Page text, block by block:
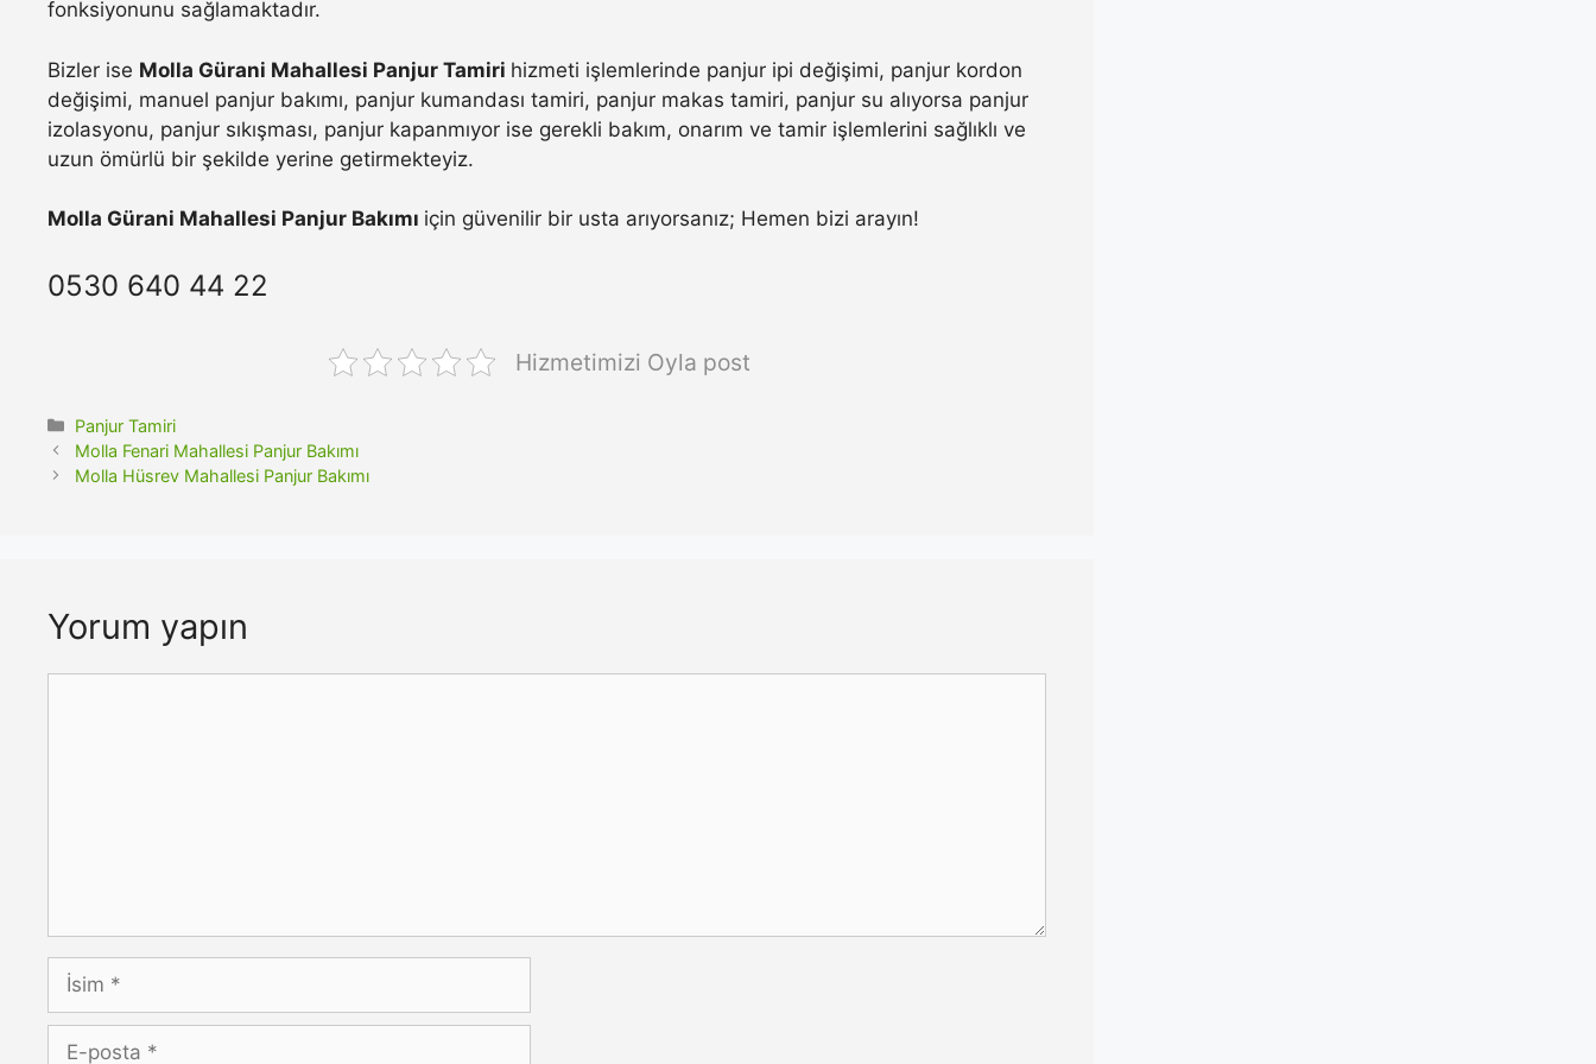
fonksiyonunu sağlamaktadır.
Bizler ise Molla Gürani Mahallesi Panjur Tamiri hizmeti işlemlerinde panjur ipi değişimi, panjur kordon
değişimi, manuel panjur bakımı, panjur kumandası tamiri, panjur makas tamiri, panjur su alıyorsa panjur
izolasyonu, panjur sıkışması, panjur kapanmıyor ise gerekli bakım, onarım ve tamir işlemlerini sağlıklı ve
uzun ömürlü bir şekilde yerine getirmekteyiz.
Molla Gürani Mahallesi Panjur Bakımı için güvenilir bir usta arıyorsanız; Hemen bizi arayın!
0530 640 44 22
Hizmetimizi Oyla post
Kategoriler
Panjur Tamiri
Molla Fenari Mahallesi Panjur Bakımı
Molla Hüsrev Mahallesi Panjur Bakımı
Yorum yapın
İsim